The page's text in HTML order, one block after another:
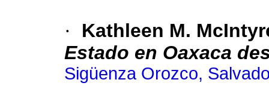
·
Kathleen M.
Estado en Oaxaca
Sigüenza Orozco,